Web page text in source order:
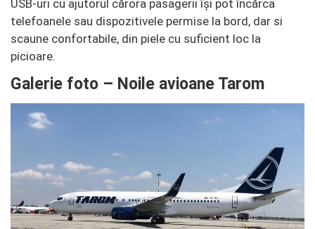
USB-uri cu ajutorul cărora pasagerii își pot încărca
telefoanele sau dispozitivele permise la bord, dar si
scaune confortabile, din piele cu suficient loc la
picioare.
Galerie foto – Noile avioane Tarom